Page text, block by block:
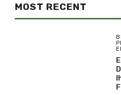
MOST RECENT